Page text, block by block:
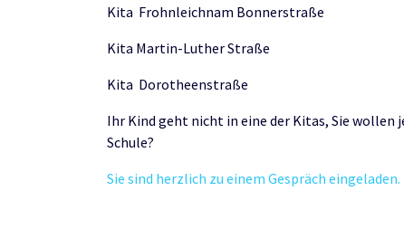
Kita Frohnleichnam Bonnerstraße
Kita Martin-Luther Straße
Kita Dorotheenstraße
Ihr Kind geht nicht in eine der Kitas, Sie
Schule?
Sie sind herzlich zu einem Gespräch eingeladen.